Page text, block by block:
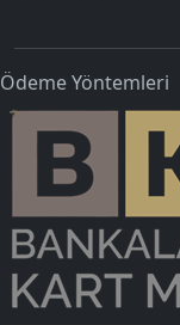
Ödeme Yöntemleri